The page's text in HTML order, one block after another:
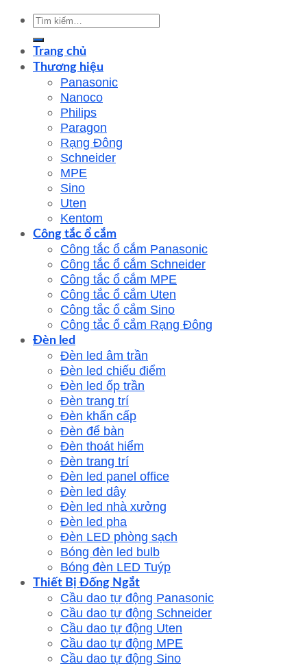
Tìm
Trang chủ
Thương hiệu
Panasonic
Nanoco
Philips
Paragon
Rạng Đông
Schneider
MPE
Sino
Uten
Kentom
Công tắc ổ cắm
Công tắc ổ cắm Panasonic
Công tắc ổ cắm Schneider
Công tắc ổ cắm MPE
Công tắc ổ cắm Uten
Công tắc ổ cắm Sino
Công tắc ổ cắm Rạng Đông
Đèn led
Đèn led âm trần
Đèn led chiếu điểm
Đèn led ốp trần
Đèn trang trí
Đèn khẩn cấp
Đèn để bàn
Đèn thoát hiểm
Đèn trang trí
Đèn led panel office
Đèn led dây
Đèn led nhà xưởng
Đèn led pha
Đèn LED phòng sạch
Bóng đèn led bulb
Bóng đèn LED Tuýp
Thiết Bị Đống Ngắt
Cầu dao tự động Panasonic
Cầu dao tự động Schneider
Cầu dao tự động Uten
Cầu dao tự động MPE
Cầu dao tự động Sino